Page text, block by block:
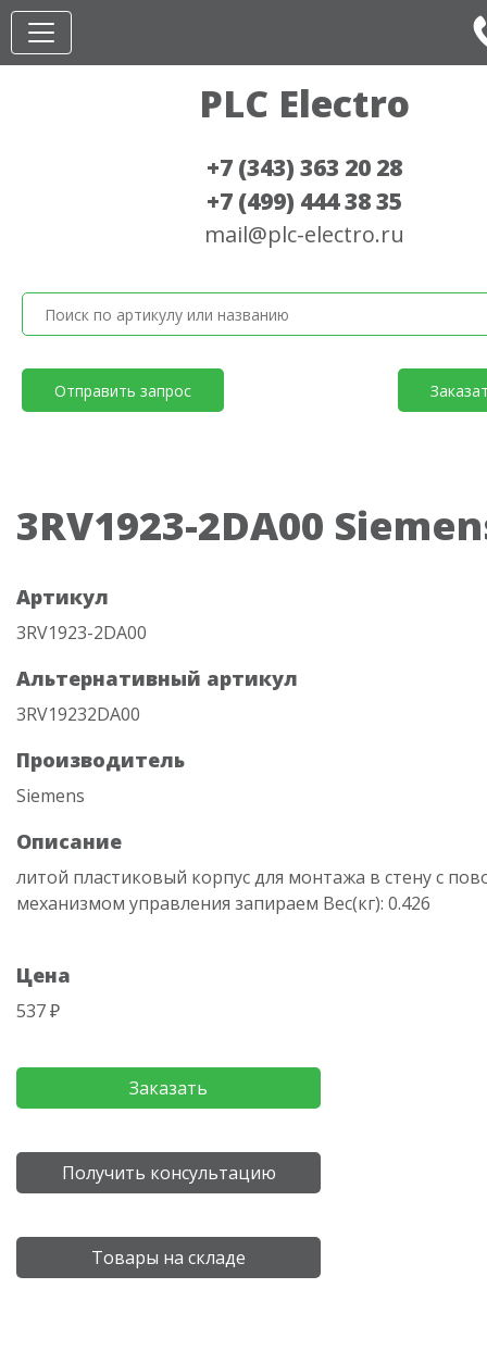
PLC Electro
+7 (343) 363 20 28
+7 (499) 444 38 35
mail@plc-electro.ru
Отправить запрос
3RV1923-2DA00
Артикул
3RV1923-2DA00
Альтернативный артикул
3RV19232DA00
Производитель
Siemens
Описание
литой пластиковый корпус для монтажа в стену с
механизмом управления запираем Вес(кг): 0.426
Цена
537 ₽
Заказать
Получить консультацию
Товары на складе